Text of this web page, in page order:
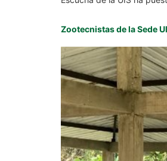
Zootecnistas de la Sede